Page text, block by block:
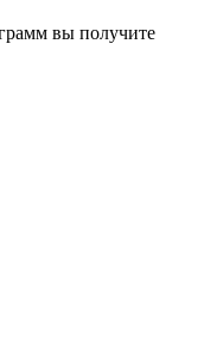
вы получите